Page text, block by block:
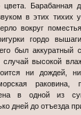
Барабанная
в этих тихих
вокруг
гордо
был аккуратный
высокой
ни дождей,
раковина,
в одной из
дней до отъезда